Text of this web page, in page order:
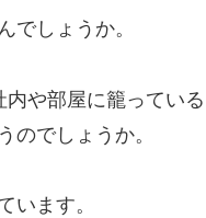
でしょうか。
や部屋に籠ってい
のでしょうか。
います。